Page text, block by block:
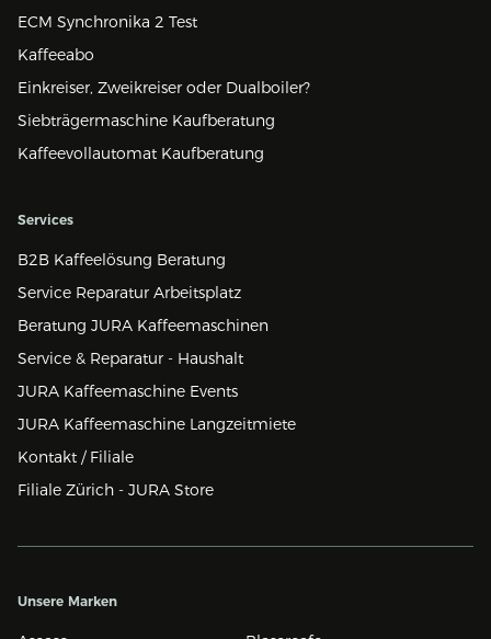
ECM Synchronika 2 Test
Kaffeeabo
Einkreiser, Zweikreiser oder Dualboiler?
Siebträgermaschine Kaufberatung
Kaffeevollautomat Kaufberatung
Services
B2B Kaffeelösung Beratung
Service Reparatur Arbeitsplatz
Beratung JURA Kaffeemaschinen
Service & Reparatur - Haushalt
JURA Kaffeemaschine Events
JURA Kaffeemaschine Langzeitmiete
Kontakt / Filiale
Filiale Zürich - JURA Store
Unsere Marken